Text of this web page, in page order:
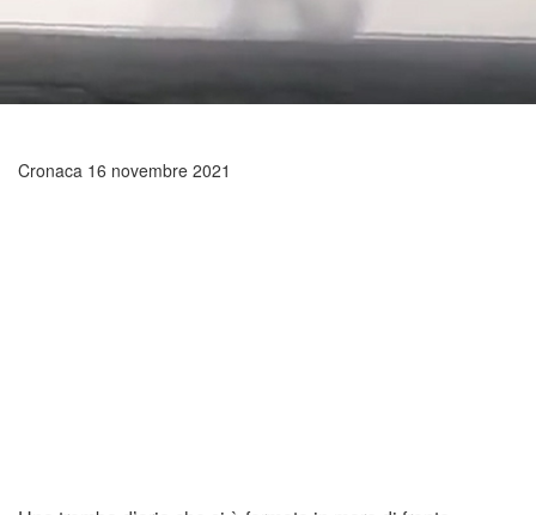
Cronaca 16 novembre 2021